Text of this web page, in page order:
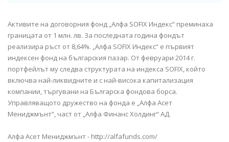
Активите на договорния фонд „Алфа SOFIX Индекс“ преминаха
границата от 1 млн. лв. За последната година фондът
реализира ръст от 8,64%. „Алфа SOFIX Индекс“ е първият
индексен фонд на българския пазар. От февруари 2014 г.
портфейлът му следва структурата на индекса SOFIX, който
включва най-ликвидните и с най-висока капитализация
компании, търгувани на Българска фондова борса.
Управляващото дружество на фонда е „Алфа Асет
Мениджмънт“, част от „Алфа Финанс Холдинг“ АД.
Алфа Асет Мениджмънт - http://alfafunds.com/